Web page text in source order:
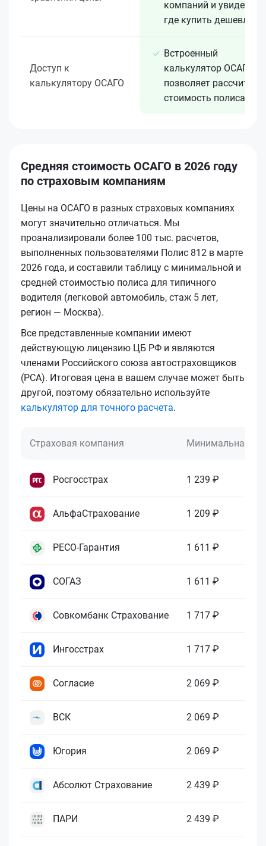
компаний и увидеть,
где купить дешевле
Доступ к
калькулятору ОСАГО
Встроенный
калькулятор ОСАГО
позволяет рассчитать
стоимость полиса
Средняя стоимость ОСАГО в 2026 году
по страховым компаниям
Цены на ОСАГО в разных страховых компаниях
могут значительно отличаться. Мы
проанализировали более 100 тыс. расчетов,
выполненных пользователями Полис 812 в марте
2026 года, и составили таблицу с минимальной и
средней стоимостью полиса для типичного
водителя (легковой автомобиль, стаж 5 лет,
регион — Москва).
Все представленные компании имеют
действующую лицензию ЦБ РФ и являются
членами Российского союза автостраховщиков
(РСА). Итоговая цена в вашем случае может быть
другой, поэтому обязательно используйте
калькулятор для точного расчета.
Страховая компания Минимальная
Росгосстрах 1 239 ₽
АльфаСтрахование 1 209 ₽
РЕСО-Гарантия 1 611 ₽
СОГАЗ 1 611 ₽
Совкомбанк Страхование 1 717 ₽
Ингосстрах 1 717 ₽
Согласие 2 069 ₽
ВСК 2 069 ₽
Югория 2 069 ₽
Абсолют Страхование 2 439 ₽
ПАРИ 2 439 ₽